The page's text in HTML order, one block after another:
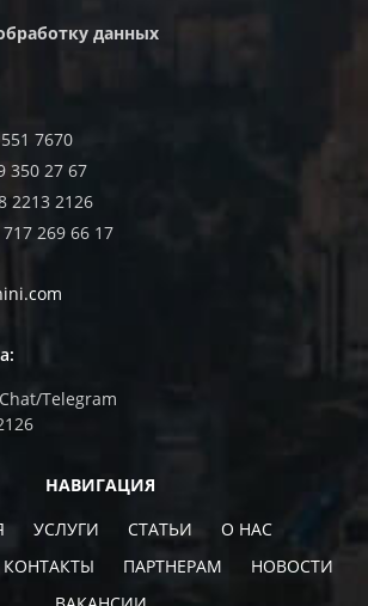
данных
7670
350 27 67
2213 2126
717 269 66 17
Telegram
НАВИГАЦИЯ
УСЛУГИ СТАТЬИ
О НАС
КОНТАКТЫ ПАРТНЕРАМ
НОВОСТИ